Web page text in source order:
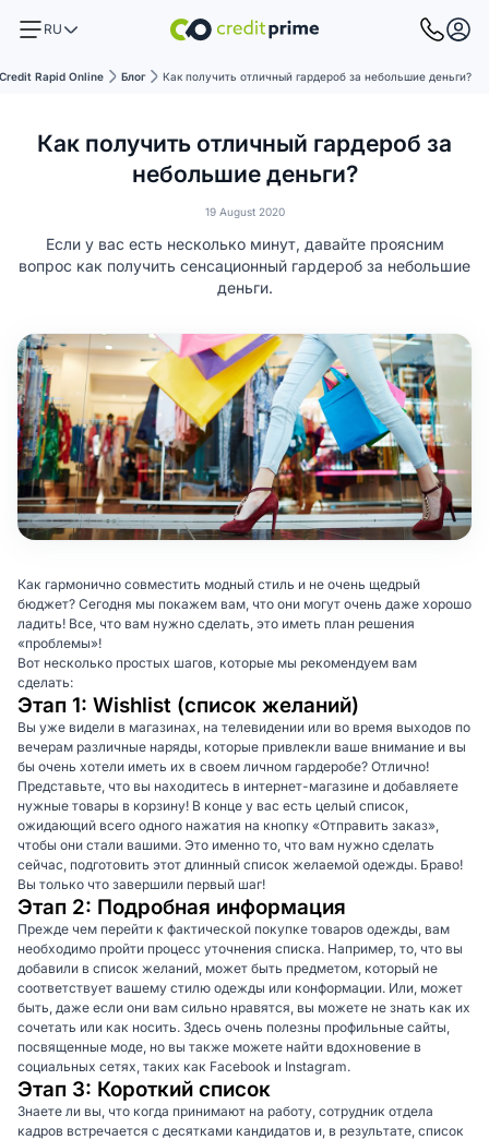
RU
Credit Rapid Online Блог Как получить отличный гардероб за небольшие деньги?
Как получить отличный гардероб за
небольшие деньги?
19 August 2020
Если у вас есть несколько минут, давайте проясним
вопрос как получить сенсационный гардероб за небольшие
деньги.
Как гармонично совместить модный стиль и не очень щедрый
бюджет? Сегодня мы покажем вам, что они могут очень даже хорошо
ладить! Все, что вам нужно сделать, это иметь план решения
«проблемы»!
Вот несколько простых шагов, которые мы рекомендуем вам
сделать:
Этап 1: Wishlist (список желаний)
Вы уже видели в магазинах, на телевидении или во время выходов по
вечерам различные наряды, которые привлекли ваше внимание и вы
бы очень хотели иметь их в своем личном гардеробе? Отлично!
Представьте, что вы находитесь в интернет-магазине и добавляете
нужные товары в корзину! В конце у вас есть целый список,
ожидающий всего одного нажатия на кнопку «Отправить заказ»,
чтобы они стали вашими. Это именно то, что вам нужно сделать
сейчас, подготовить этот длинный список желаемой одежды. Браво!
Вы только что завершили первый шаг!
Этап 2: Подробная информация
Прежде чем перейти к фактической покупке товаров одежды, вам
необходимо пройти процесс уточнения списка. Например, то, что вы
добавили в список желаний, может быть предметом, который не
соответствует вашему стилю одежды или конформации. Или, может
быть, даже если они вам сильно нравятся, вы можете не знать как их
сочетать или как носить. Здесь очень полезны профильные сайты,
посвященные моде, но вы также можете найти вдохновение в
социальных сетях, таких как Facebook и Instagram.
Этап 3: Короткий список
Знаете ли вы, что когда принимают на работу, сотрудник отдела
кадров встречается с десятками кандидатов и, в результате, список